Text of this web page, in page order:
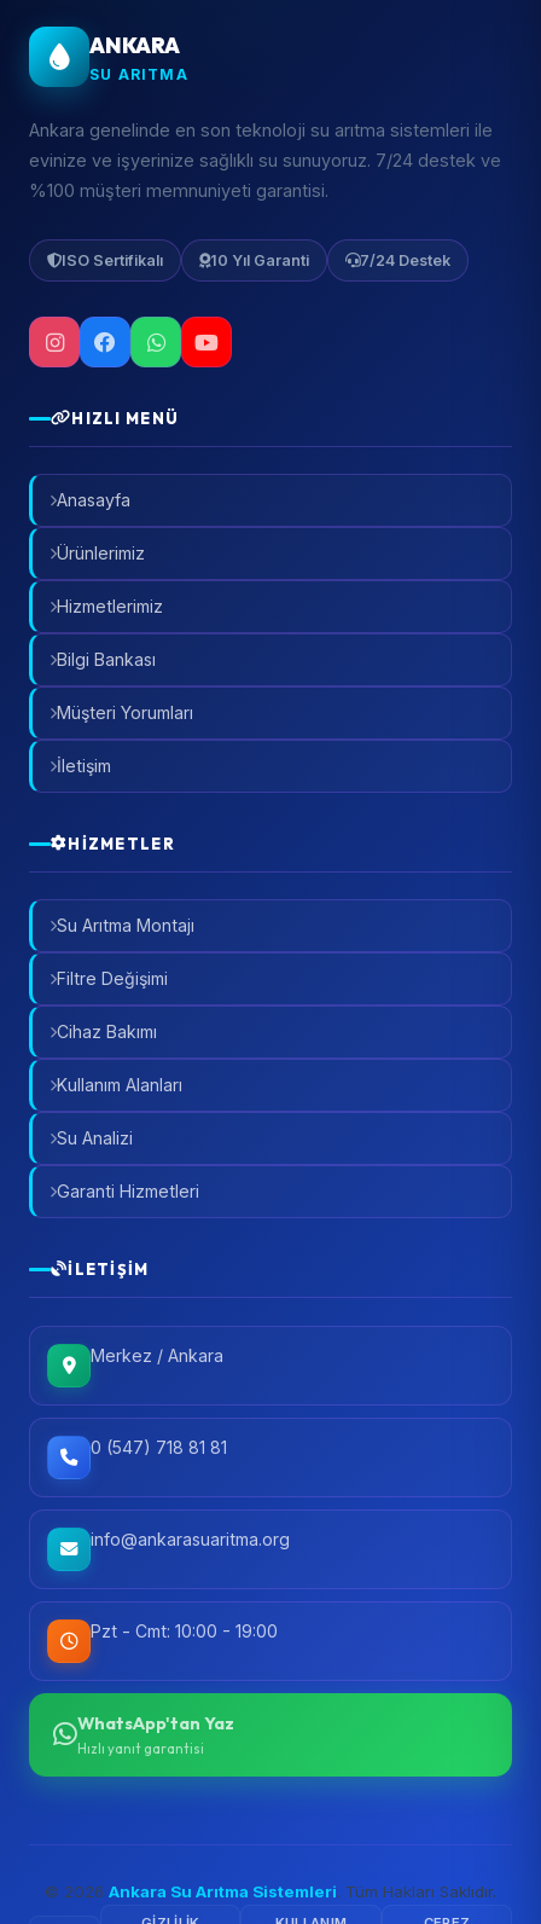
ANKARA
SU ARITMA
Ankara genelinde en son teknoloji su arıtma sistemleri ile
evinize ve işyerinize sağlıklı su sunuyoruz. 7/24 destek ve
%100 müşteri memnuniyeti garantisi.
ISO Sertifikalı 10 Yıl Garanti 7/24 Destek
HIZLI MENÜ
Anasayfa
Ürünlerimiz
Hizmetlerimiz
Bilgi Bankası
Müşteri Yorumları
İletişim
HIZMETLER
Su Arıtma Montajı
Filtre Değişimi
Cihaz Bakımı
Kullanım Alanları
Su Analizi
Garanti Hizmetleri
İLETIŞIM
Merkez / Ankara
0 (547) 718 81 81
info@ankarasuaritma.org
Pzt - Cmt: 10:00 - 19:00
WhatsApp'tan Yaz
Hızlı yanıt garantisi
© 2026 Ankara Su Arıtma Sistemleri. Tüm Hakları Saklıdır.